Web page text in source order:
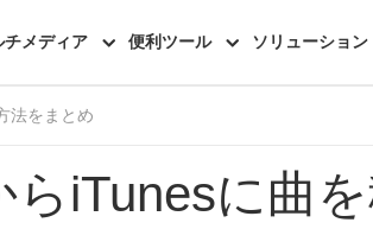
チメディア 便利ツール ソリューション
機能一覧 レビュー
法をまとめ
らiTunesに曲